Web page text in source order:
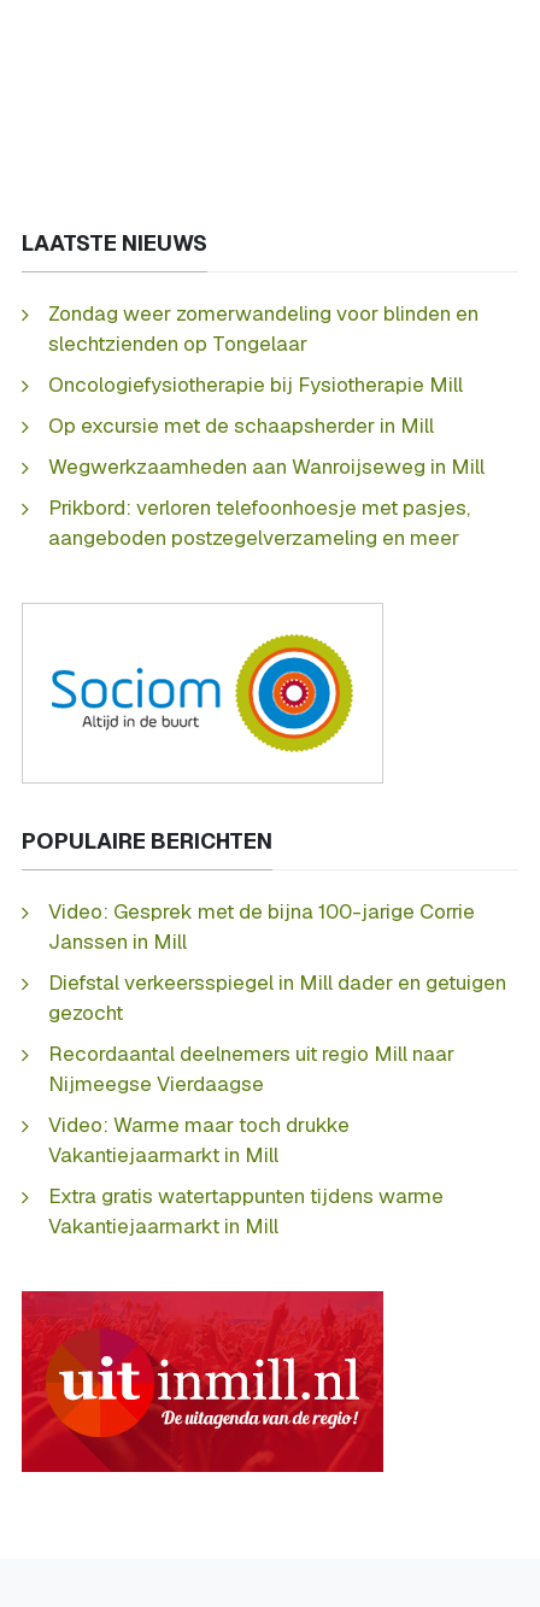
LAATSTE NIEUWS
Zondag weer zomerwandeling voor blinden en
slechtzienden op Tongelaar
Oncologiefysiotherapie bij Fysiotherapie Mill
Op excursie met de schaapsherder in Mill
Wegwerkzaamheden aan Wanroijseweg in Mill
Prikbord: verloren telefoonhoesje met pasjes,
aangeboden postzegelverzameling en meer
POPULAIRE BERICHTEN
Video: Gesprek met de bijna 100-jarige Corrie
Janssen in Mill
Diefstal verkeersspiegel in Mill dader en getuigen
gezocht
Recordaantal deelnemers uit regio Mill naar
Nijmeegse Vierdaagse
Video: Warme maar toch drukke
Vakantiejaarmarkt in Mill
Extra gratis watertappunten tijdens warme
Vakantiejaarmarkt in Mill